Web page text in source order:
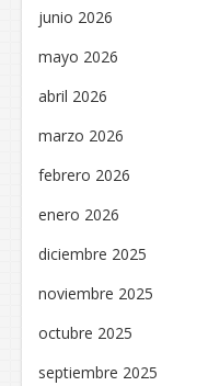
junio 2026
mayo 2026
abril 2026
marzo 2026
febrero 2026
enero 2026
diciembre 2025
noviembre 2025
octubre 2025
septiembre 2025